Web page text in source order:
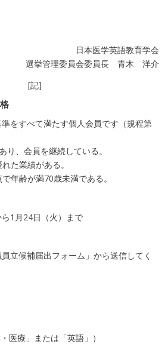
日本医学英語教育学会
選挙管理委員会委員長 青木 洋介
[記]
をすべて満たす個人会員です（規程第
、会員を継続している。
た業績がある。
年齢が満70歳未満である。
1月24日（火）まで
立候補届出フォーム」から送信してく
医療」または「英語」）